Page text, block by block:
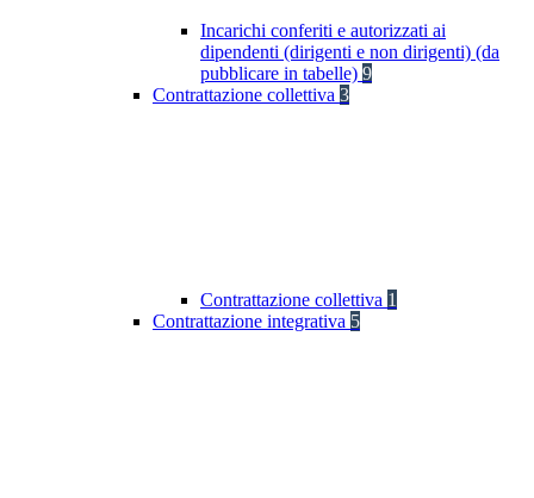
Incarichi conferiti e autorizzati ai
dipendenti (dirigenti e non dirigenti) (da
pubblicare in tabelle) 9
Contrattazione collettiva 3
Contrattazione collettiva 1
Contrattazione integrativa 5